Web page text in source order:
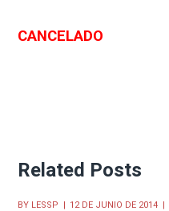
CANCELADO
Related Posts
BY LESSP 12 DE JUNIO DE 2014